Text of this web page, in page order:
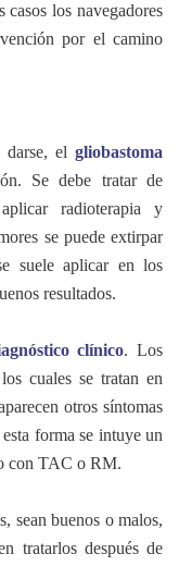
los navegadores
por el camino
darse, el gliobastoma
Se debe tratar de
radioterapia y
se puede extirpar
suele aplicar en los
resultados.
clínico. Los
cuales se tratan en
otros síntomas
forma se intuye un
con TAC o RM.
sean buenos o malos,
tratarlos después de